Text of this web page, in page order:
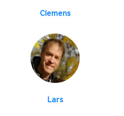
Clemens
Lars